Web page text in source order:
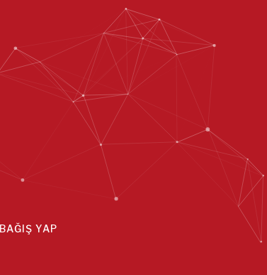
BAĞIŞ YAP